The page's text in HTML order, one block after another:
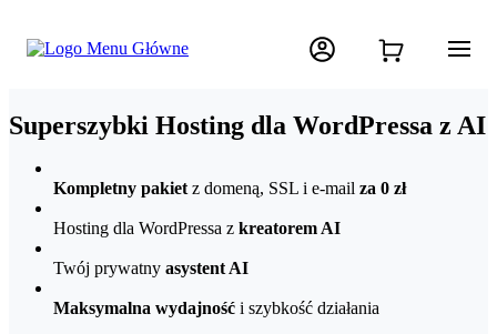
Superszybki Hosting dla WordPressa z AI
Kompletny pakiet z domeną, SSL i e-mail za 0 zł
Hosting dla WordPressa z kreatorem AI
Twój prywatny asystent AI
Maksymalna wydajność i szybkość działania